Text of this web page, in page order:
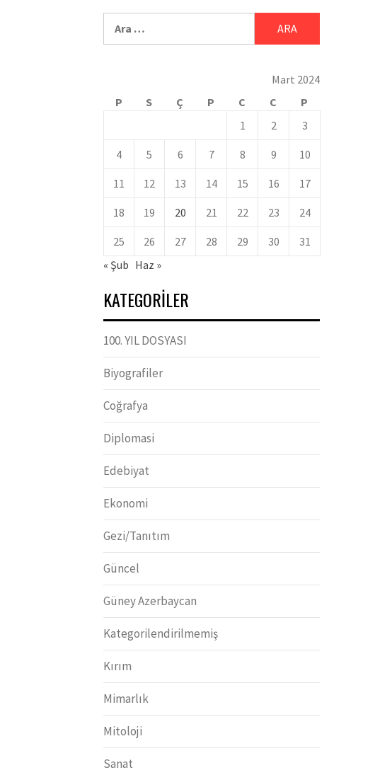
Mart 2024
P
S Ç P C C
P
1
2 3
4 5 6 7 8 9 10
11 12 13 14 15 16 17
18 19 20 21 22 23 24
25 26 27 28 29 30
31
« Şub Haz »
KATEGORILER
100. YIL DOSYASI
Biyografiler
Coğrafya
Diplomasi
Edebiyat
Ekonomi
Gezi/Tanıtım
Güncel
Güney Azerbaycan
Kategorilendirilmemiş
Kırım
Mimarlık
Mitoloji
Sanat